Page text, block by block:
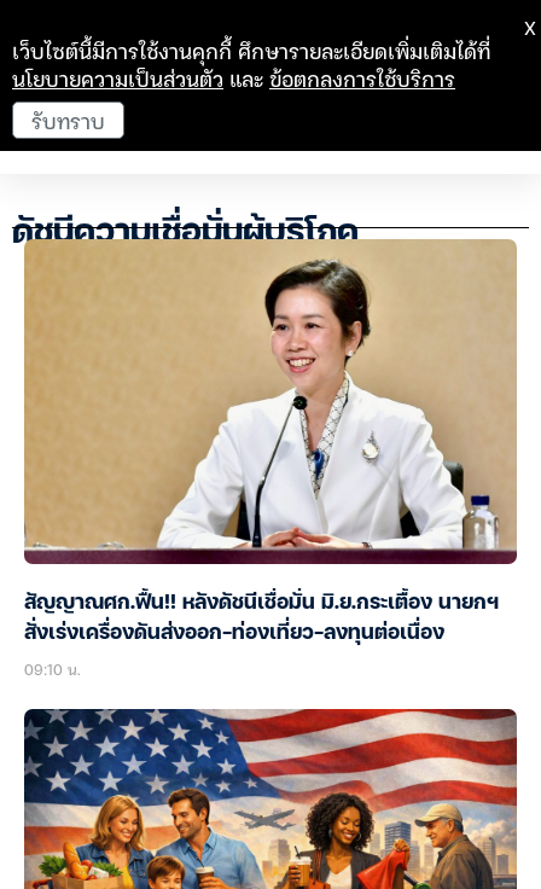
ดัชนีความเชื่อมั่นผู้บริโภค
สัญญาณศก.ฟื้น!! หลังดัชนีเชื่อมั่น มิ.ย.กระเตื้อง นายกฯ
สั่งเร่งเครื่องดันส่งออก-ท่องเที่ยว-ลงทุนต่อเนื่อง
09:10 น.
เว็บไซต์นี้มีการใช้งานคุกกี้ ศึกษารายละเอียดเพิ่มเติมได้ที่
นโยบายความเป็นส่วนตัว และข้อตกลงการใช้บริการ
รับทราบ
X